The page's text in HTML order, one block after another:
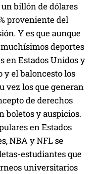
billón de dólares
proveniente del
Y es que aunque
deportes
en Estados Unidos y
y el baloncesto los
vez los que generan
de derechos
boletos y auspicios.
en Estados
NBA y NFL se
estudiantes que
universitarios